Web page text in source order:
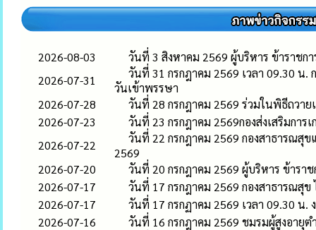
2026-08-03
วันที่ 3 สิงหาคม 2569 ผู้บริหาร ข้าราช
2026-07-31
วันที่ 31 กรกฎาคม 2569 เวลา 09.30 น
วันเข้าพรรษา
2026-07-28
วันที่ 28 กรกฎาคม 2569 ร่วมในพิธีถวา
2026-07-23
วันที่ 23 กรกฎาคม 2569กองส่งเสริมกา
2026-07-22
วันที่ 22 กรกฎาคม 2569 กองสาธารณสุข
2569
2026-07-20
วันที่ 20 กรกฎาคม 2569 ผู้บริหาร ข้ารา
2026-07-17
วันที่ 17 กรกฎาคม 2569 กองสาธารณสุข
2026-07-17
วันที่ 17 กรกฏาคม 2569 เวลา 09.30 น
2026-07-16
วันที่ 16 กรกฎาคม 2569 ชมรมผู้สูงอายุต